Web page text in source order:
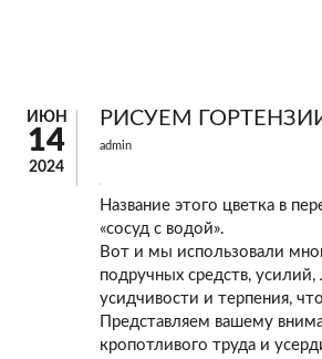
ИЮН
14
2024
РИСУЕМ
admin
Название этого цветка в
«сосуд с водой».
Вот и мы использовали
подручных средств,
усидчивости и терпения,
Представляем вашему
кропотливого труда и